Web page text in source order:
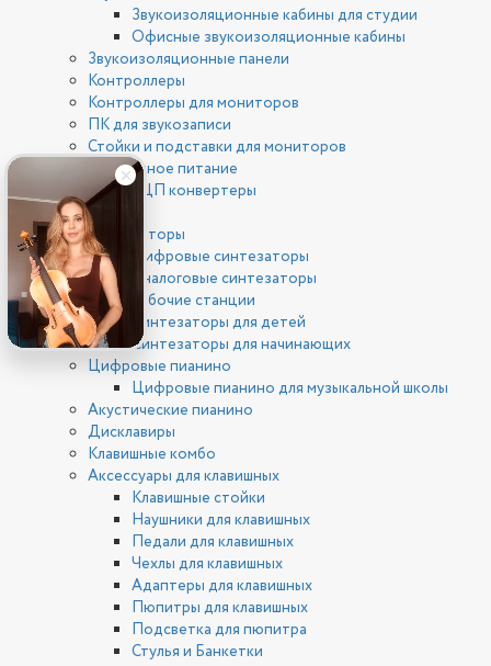
Звукоизоляционные кабины для студии
Офисные звукоизоляционные кабины
Звукоизоляционные панели
Контроллеры
Контроллеры для мониторов
ПК для звукозаписи
Стойки и подставки для мониторов
Фантомное питание
ЦАП/АЦП конвертеры
Клавишные
Синтезаторы
Цифровые синтезаторы
Аналоговые синтезаторы
Рабочие станции
Синтезаторы для детей
Синтезаторы для начинающих
Цифровые пианино
Цифровые пианино для музыкальной школы
Акустические пианино
Дисклавиры
Клавишные комбо
Аксессуары для клавишных
Клавишные стойки
Наушники для клавишных
Педали для клавишных
Чехлы для клавишных
Адаптеры для клавишных
Пюпитры для клавишных
Подсветка для пюпитра
Стулья и Банкетки